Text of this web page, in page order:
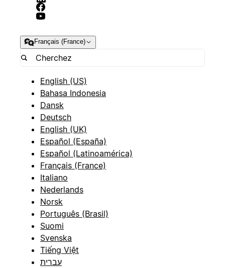
Français (France)
English (US)
Bahasa Indonesia
Dansk
Deutsch
English (UK)
Español (España)
Español (Latinoamérica)
Français (France)
Italiano
Nederlands
Norsk
Português (Brasil)
Suomi
Svenska
Tiếng Việt
עברית